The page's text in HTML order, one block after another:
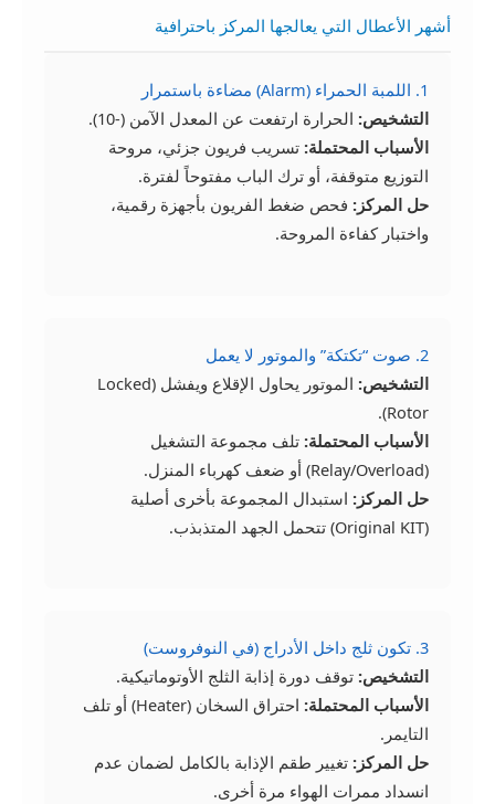
أشهر الأعطال التي يعالجها المركز باحترافية
1. اللمبة الحمراء (Alarm) مضاءة باستمرار
التشخيص: الحرارة ارتفعت عن المعدل الآمن (-10).
الأسباب المحتملة: تسريب فريون جزئي، مروحة
التوزيع متوقفة، أو ترك الباب مفتوحاً لفترة.
حل المركز: فحص ضغط الفريون بأجهزة رقمية،
واختبار كفاءة المروحة.
2. صوت “تكتكة” والموتور لا يعمل
التشخيص:
الموتور يحاول الإقلاع ويفشل (Locked
Rotor).
الأسباب المحتملة: تلف مجموعة التشغيل
(Relay/Overload) أو ضعف كهرباء المنزل.
حل المركز: استبدال المجموعة بأخرى أصلية
(Original KIT) تتحمل الجهد المتذبذب.
3. تكون ثلج داخل الأدراج (في النوفروست)
التشخيص: توقف دورة إذابة الثلج الأوتوماتيكية.
الأسباب المحتملة:
احتراق السخان (Heater) أو تلف
التايمر.
حل المركز: تغيير طقم الإذابة بالكامل لضمان عدم
انسداد ممرات الهواء مرة أخرى.